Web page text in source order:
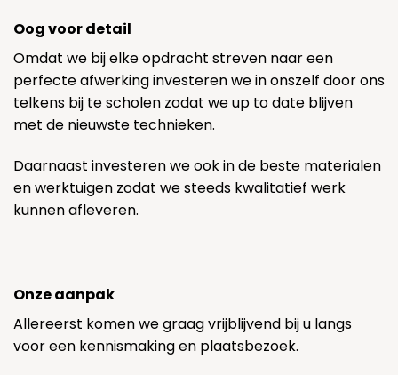
Oog voor detail
Omdat we bij elke opdracht streven naar een
perfecte afwerking investeren we in onszelf door ons
telkens bij te scholen zodat we up to date blijven
met de nieuwste technieken.
Daarnaast investeren we ook in de beste materialen
en werktuigen zodat we steeds kwalitatief werk
kunnen afleveren.
Onze aanpak
Allereerst komen we graag vrijblijvend bij u langs
voor een kennismaking en plaatsbezoek.